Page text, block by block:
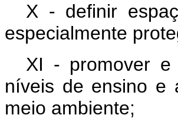
X - definir
especialmente
XI - promover e
níveis de ensino e
meio ambiente;